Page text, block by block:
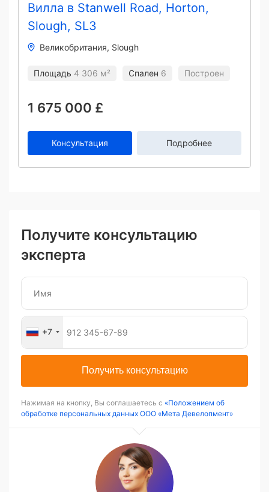
Вилла в Stanwell Road, Horton,
Slough, SL3
Великобритания Slough
Площадь 4 306 м² Спален 6 Построен
1 675 000 £
Консультация Подробнее
Получите консультацию
эксперта
+7
Получить консультацию
Нажимая на кнопку, Вы соглашаетесь с «Положением об
обработке персональных данных ООО «Мета Девелопмент»